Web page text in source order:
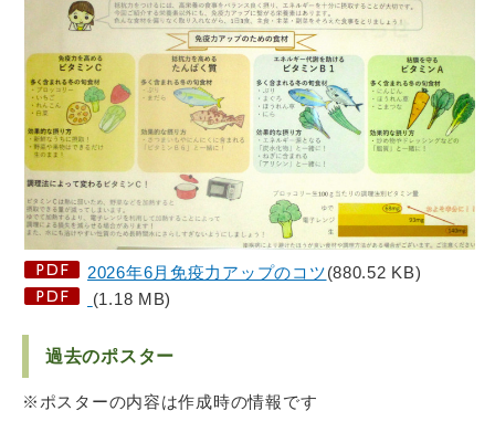
2026年6月免疫力アップのコツ(880.52 KB)
(1.18 MB)
過去のポスター
※ポスターの内容は作成時の情報です